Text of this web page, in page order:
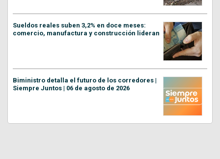
Sueldos reales suben 3,2% en doce meses:
comercio, manufactura y construcción lideran
Biministro detalla el futuro de los corredores |
Siempre Juntos | 06 de agosto de 2026